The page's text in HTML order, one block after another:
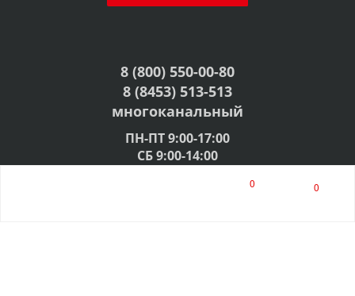
8 (800) 550-00-80
8 (8453) 513-513
многоканальный
ПН-ПТ 9:00-17:00
СБ 9:00-14:00
0 0